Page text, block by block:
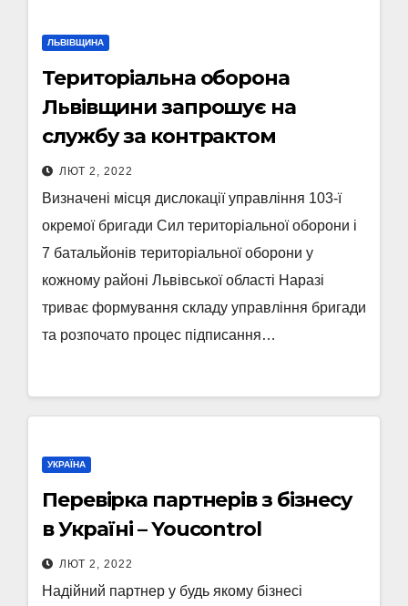
ЛЬВІВЩИНА
Територіальна оборона
Львівщини запрошує на
службу за контрактом
ЛЮТ 2, 2022
Визначені місця дислокації управління 103-ї
окремої бригади Сил територіальної оборони і
7 батальйонів територіальної оборони у
кожному районі Львівської області Наразі
триває формування складу управління бригади
та розпочато процес підписання…
УКРАЇНА
Перевірка партнерів з бізнесу
в Україні – Youcontrol
ЛЮТ 2, 2022
Надійний партнер у будь якому бізнесі